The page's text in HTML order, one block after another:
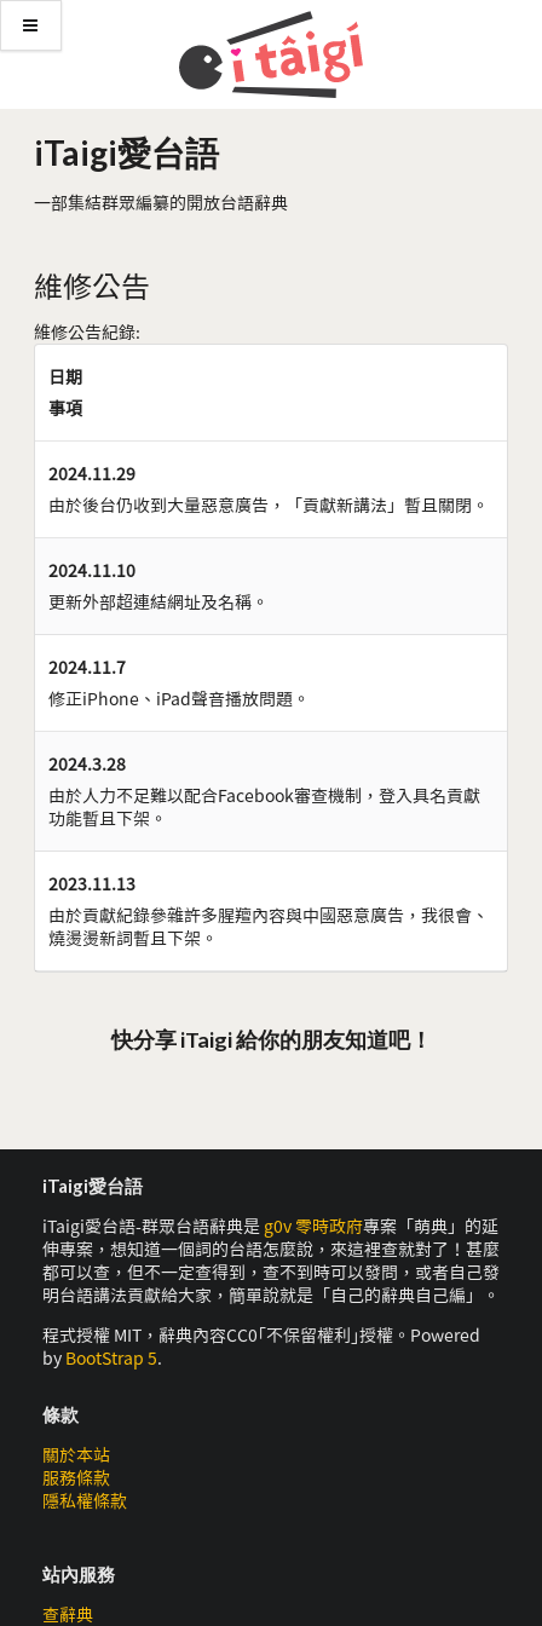
iTaigi愛台語
一部集結群眾編纂的開放台語辭典
維修公告
維修公告紀錄:
日期
事項
2024.11.29
由於後台仍收到大量惡意廣告，「貢獻新講法」暫且關閉。
2024.11.10
更新外部超連結網址及名稱。
2024.11.7
修正iPhone、iPad聲音播放問題。
2024.3.28
由於人力不足難以配合Facebook審查機制，登入具名貢獻
功能暫且下架。
2023.11.13
由於貢獻紀錄參雜許多腥羶內容與中國惡意廣告，我很會、
燒燙燙新詞暫且下架。
快分享 iTaigi 給你的朋友知道吧！
iTaigi愛台語
iTaigi愛台語-群眾台語辭典是 g0v 零時政府專案「萌典」的延
伸專案，想知道一個詞的台語怎麼說，來這裡查就對了！甚麼
都可以查，但不一定查得到，查不到時可以發問，或者自己發
明台語講法貢獻給大家，簡單說就是「自己的辭典自己編」。
程式授權 MIT，辭典內容CC0｢不保留權利｣授權。Powered
by BootStrap 5.
條款
關於本站
服務條款
隱私權條款
站內服務
查辭典